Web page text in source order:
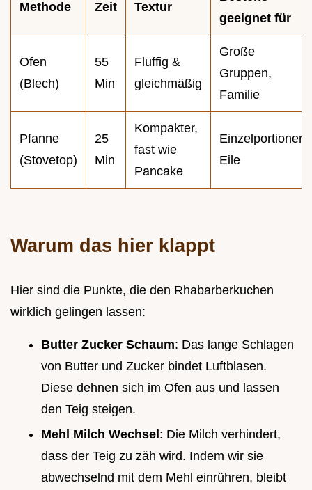
Methode Zeit Textur
geeignet für
Ofen
(Blech)
55
Min
Fluffig &
gleichmäßig
Große
Gruppen,
Familie
Pfanne
(Stovetop)
25
Min
Kompakter,
fast wie
Pancake
Einzelportionen,
Eile
Warum das hier klappt
Hier sind die Punkte, die den Rhabarberkuchen
wirklich gelingen lassen:
Butter Zucker Schaum: Das lange Schlagen
von Butter und Zucker bindet Luftblasen.
Diese dehnen sich im Ofen aus und lassen
den Teig steigen.
Mehl Milch Wechsel : Die Milch verhindert,
dass der Teig zu zäh wird. Indem wir sie
abwechselnd mit dem Mehl einrühren, bleibt